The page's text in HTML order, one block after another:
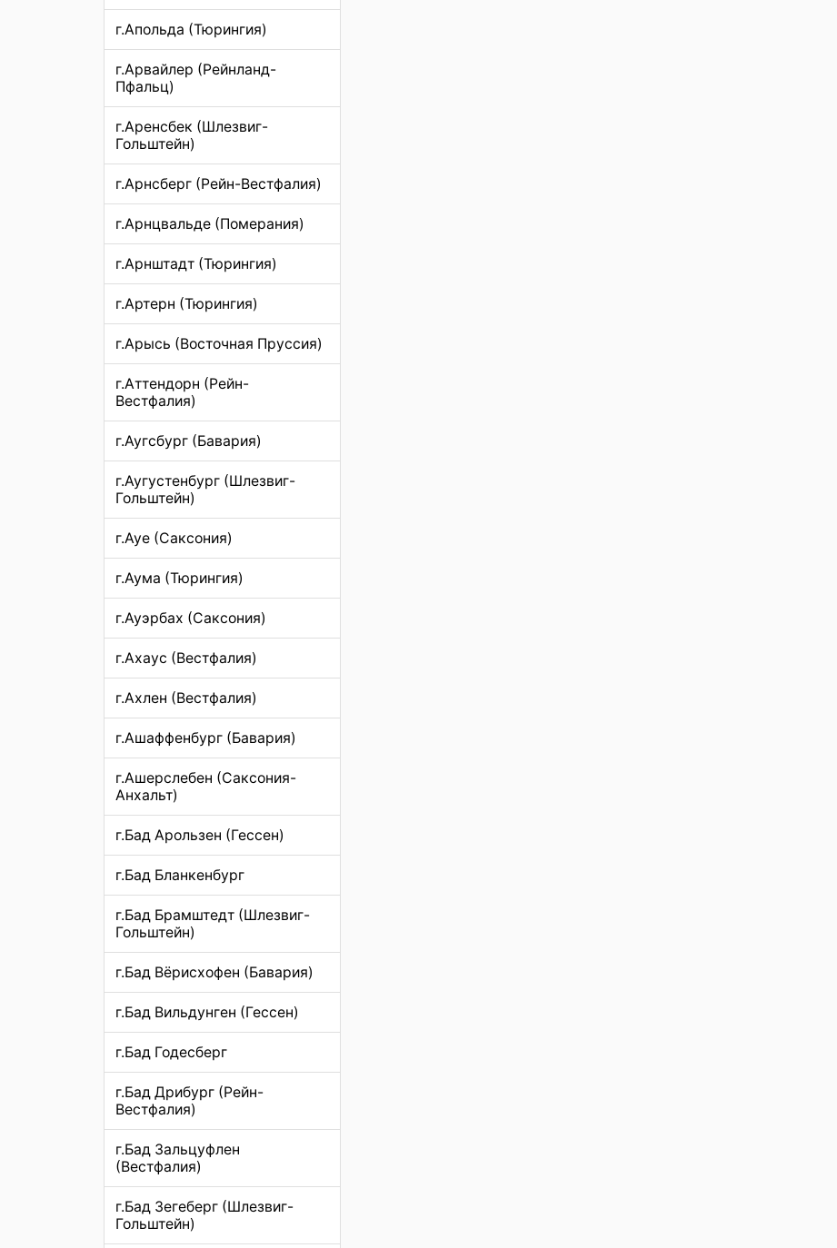
г.Апольда (Тюрингия)
г.Арвайлер (Рейнланд-
Пфальц)
г.Аренсбек (Шлезвиг-
Гольштейн)
г.Арнсберг (Рейн-Вестфалия)
г.Арнцвальде (Померания)
г.Арнштадт (Тюрингия)
г.Артерн (Тюрингия)
г.Арысь (Восточная Пруссия)
г.Аттендорн (Рейн-
Вестфалия)
г.Аугсбург (Бавария)
г.Аугустенбург (Шлезвиг-
Гольштейн)
г.Ауе (Саксония)
г.Аума (Тюрингия)
г.Ауэрбах (Саксония)
г.Ахаус (Вестфалия)
г.Ахлен (Вестфалия)
г.Ашаффенбург (Бавария)
г.Ашерслебен (Саксония-
Анхальт)
г.Бад Арользен (Гессен)
г.Бад Бланкенбург
г.Бад Брамштедт (Шлезвиг-
Гольштейн)
г.Бад Вёрисхофен (Бавария)
г.Бад Вильдунген (Гессен)
г.Бад Годесберг
г.Бад Дрибург (Рейн-
Вестфалия)
г.Бад Зальцуфлен
(Вестфалия)
г.Бад Зегеберг (Шлезвиг-
Гольштейн)